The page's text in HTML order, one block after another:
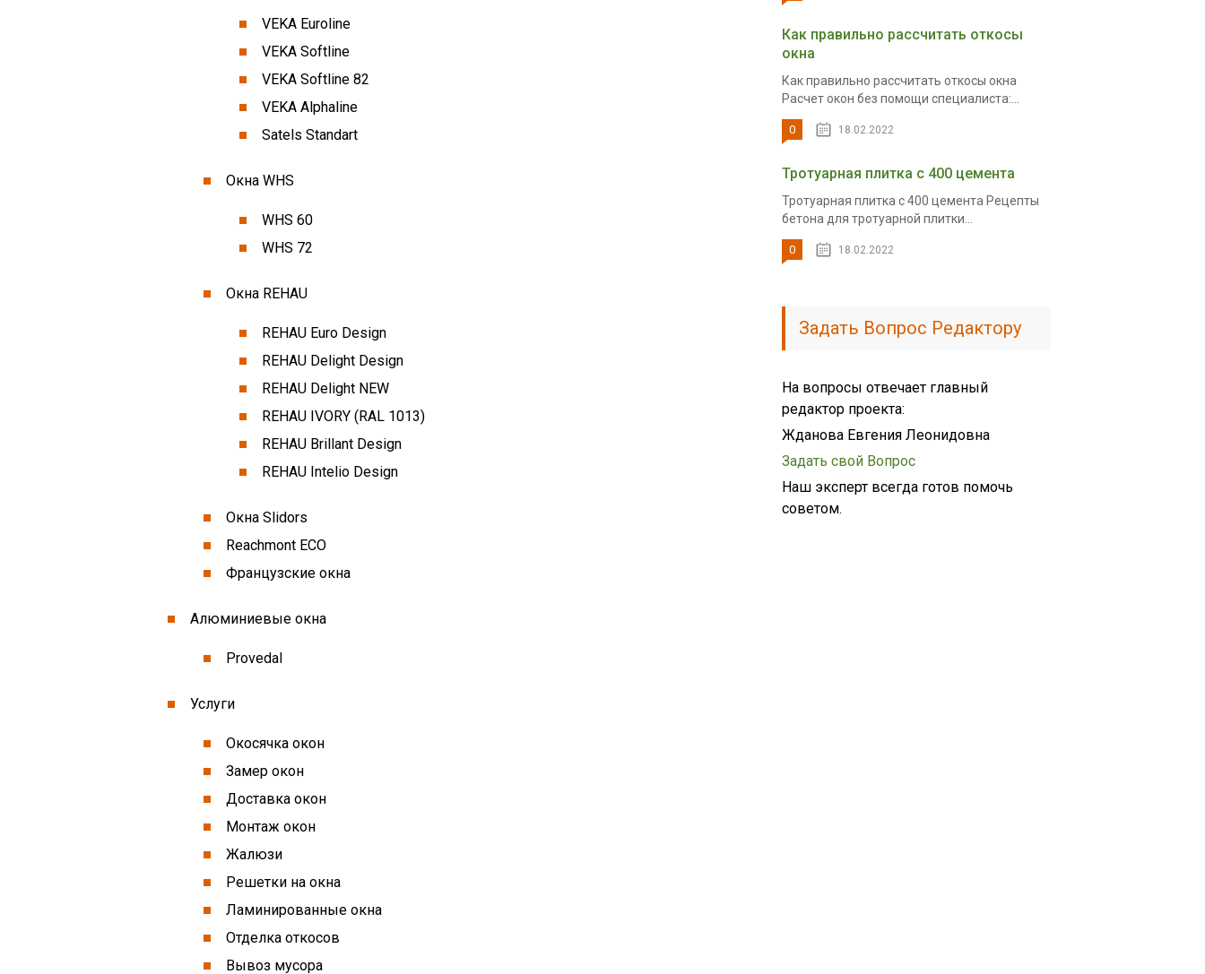
VEKA Euroline
VEKA Softline
VEKA Softline 82
VEKA Alphaline
Satels Standart
Окна WHS
WHS 60
WHS 72
Окна REHAU
REHAU Euro Design
REHAU Delight Design
REHAU Delight NEW
REHAU IVORY (RAL 1013)
REHAU Brillant Design
REHAU Intelio Design
Окна Slidors
Reachmont ECO
Французские окна
Алюминиевые окна
Provedal
Услуги
Окосячка окон
Замер окон
Доставка окон
Монтаж окон
Жалюзи
Решетки на окна
Ламинированные окна
Отделка откосов
Вывоз мусора
Как правильно рассчитать откосы
окна
Как правильно рассчитать откосы окна
Расчет окон без помощи специалиста:...
0 18.02.2022
Тротуарная плитка с 400 цемента
Тротуарная плитка с 400 цемента Рецепты
бетона для тротуарной плитки...
0 18.02.2022
Задать Вопрос Редактору
На вопросы отвечает главный
редактор проекта:
Жданова Евгения Леонидовна
Задать свой Вопрос
Наш эксперт всегда готов помочь
советом.